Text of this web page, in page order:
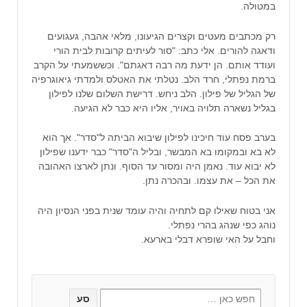
במטולה.
רק מכתבים מעטים וקצרים הגיעונו, מלאי אהבה, געגועים
ודאגה להורים. אלי כתב: "סור לעיתים קרובות לבית הורי
ועודד אותם. הן ידעת מה רבה דאגתם". וכששמעתי על הקרב
ברמת נפתלי, חרד הלב. נטלתי את האטלס ולמדתי גיאוגרפיה
של הגליל של פילון. הלב ניחש. דרישת השלום שלנו לפילון
בגליל נשארה תלויה באויר, אליו היא כבר לא הגיעה.
בערב פסח עוד חיכינו לפילון שיבוא הביתה ל"סדר". אך הוא
לא בא ובמקומו בא המבשר, ובליל ה"סדר" כבר ידענו שפילון
לא יבוא עוד. נאמן היה ומסור עד הסוף. ונתן לארצו האהובה
את הכל – את עצמו. ובהכרה נתן.
אני בטוח שאילו קם לתחיה והיה עומד שנית בפני הנסיון היה
נוהג כפי שנהג בהרי נפתלי.
וחבל על האי שופרא דבלי בארעא.